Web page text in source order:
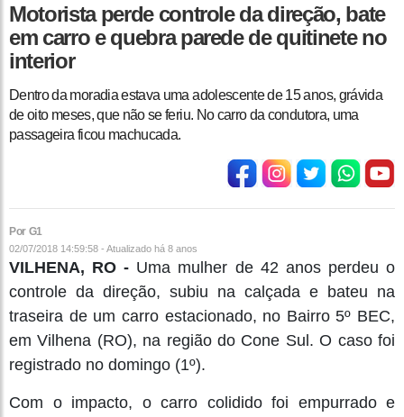
Motorista perde controle da direção, bate
em carro e quebra parede de quitinete no
interior
Dentro da moradia estava uma adolescente de 15 anos, grávida
de oito meses, que não se feriu. No carro da condutora, uma
passageira ficou machucada.
Por G1
02/07/2018 14:59:58 - Atualizado há 8 anos
VILHENA, RO - Uma mulher de 42 anos perdeu o
controle da direção, subiu na calçada e bateu na
traseira de um carro estacionado, no Bairro 5º BEC,
em Vilhena (RO), na região do Cone Sul. O caso foi
registrado no domingo (1º).
Com o impacto, o carro colidido foi empurrado e